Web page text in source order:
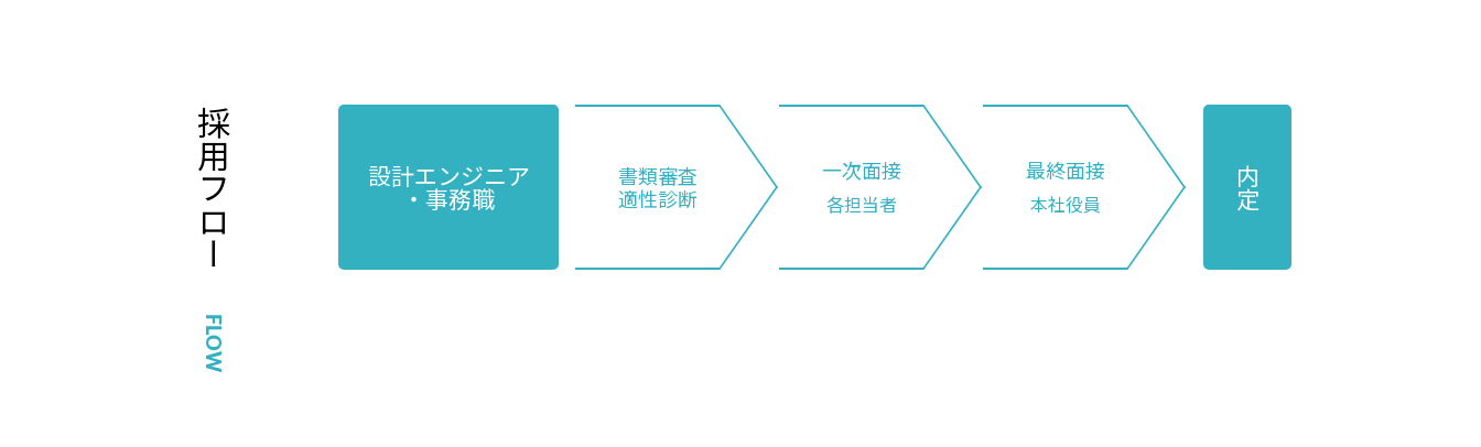
採用
フロー
FLOW
設計エンジニア
・事務職
書類審査
適性診断
一次面接
各担当者
最終面接
本社役員 内定